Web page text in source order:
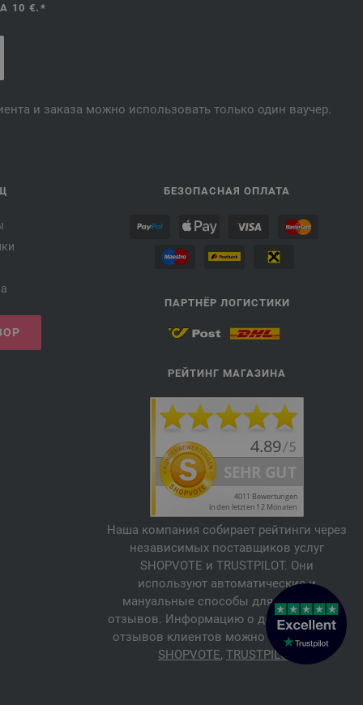
10 €.*
и заказа можно использовать только один ваучер.
БЕЗОПАСНАЯ ОПЛАТА
ПАРТНЁР ЛОГИСТИКИ
РЕЙТИНГ МАГАЗИНА
Наша компания собирает рейтинги через
независимых поставщиков услуг
SHOPVOTE и TRUSTPILOT. Они
используют автоматические и
мануальные способы для проверки
отзывов. Информацию о достоверности
отзывов клиентов можно найти здесь:
SHOPVOTE, TRUSTPILOT